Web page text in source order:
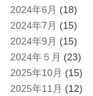
2024年6月 (18)
2024年7月 (15)
2024年9月 (15)
2024年５月 (23)
2025年10月 (15)
2025年11月 (12)